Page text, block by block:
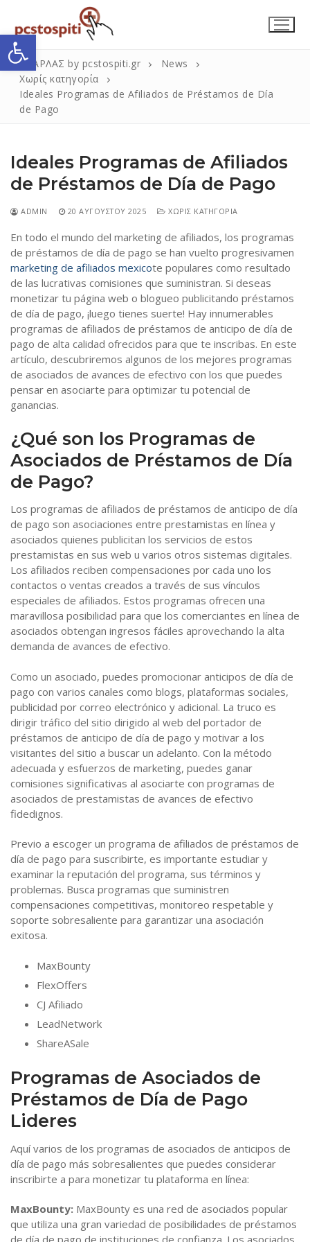
Ανοίξτε τη γραμμή εργαλείων
περιεχόμενο
για:
Η Εταιρεία
Επικοινωνία
ΣΚΑΡΛΑΣ by pcstospiti.gr
News
Χωρίς κατηγορία
Ideales Programas de Afiliados de Préstamos de Día
de Pago
Ideales Programas de Afiliados
de Préstamos de Día de Pago
ADMIN 20 ΑΥΓΟΎΣΤΟΥ 2025 ΧΩΡΊΣ ΚΑΤΗΓΟΡΊΑ
En todo el mundo del marketing de afiliados, los programas
de préstamos de día de pago se han vuelto progresivamen
marketing de afiliados mexicote populares como resultado
de las lucrativas comisiones que suministran. Si deseas
monetizar tu página web o blogueo publicitando préstamos
de día de pago, ¡luego tienes suerte! Hay innumerables
programas de afiliados de préstamos de anticipo de día de
pago de alta calidad ofrecidos para que te inscribas. En este
artículo, descubriremos algunos de los mejores programas
de asociados de avances de efectivo con los que puedes
pensar en asociarte para optimizar tu potencial de
ganancias.
¿Qué son los Programas de
Asociados de Préstamos de Día
de Pago?
Los programas de afiliados de préstamos de anticipo de día
de pago son asociaciones entre prestamistas en línea y
asociados quienes publicitan los servicios de estos
prestamistas en sus web u varios otros sistemas digitales.
Los afiliados reciben compensaciones por cada uno los
contactos o ventas creados a través de sus vínculos
especiales de afiliados. Estos programas ofrecen una
maravillosa posibilidad para que los comerciantes en línea de
asociados obtengan ingresos fáciles aprovechando la alta
demanda de avances de efectivo.
Como un asociado, puedes promocionar anticipos de día de
pago con varios canales como blogs, plataformas sociales,
publicidad por correo electrónico y adicional. La truco es
dirigir tráfico del sitio dirigido al web del portador de
préstamos de anticipo de día de pago y motivar a los
visitantes del sitio a buscar un adelanto. Con la método
adecuada y esfuerzos de marketing, puedes ganar
comisiones significativas al asociarte con programas de
asociados de prestamistas de avances de efectivo
fidedignos.
Previo a escoger un programa de afiliados de préstamos de
día de pago para suscribirte, es importante estudiar y
examinar la reputación del programa, sus términos y
problemas. Busca programas que suministren
compensaciones competitivas, monitoreo respetable y
soporte sobresaliente para garantizar una asociación
exitosa.
MaxBounty
FlexOffers
CJ Afiliado
LeadNetwork
ShareASale
Programas de Asociados de
Préstamos de Día de Pago
Lideres
Aquí varios de los programas de asociados de anticipos de
día de pago más sobresalientes que puedes considerar
inscribirte a para monetizar tu plataforma en línea:
MaxBounty: MaxBounty es una red de asociados popular
que utiliza una gran variedad de posibilidades de préstamos
de día de pago de instituciones de confianza. Los asociados